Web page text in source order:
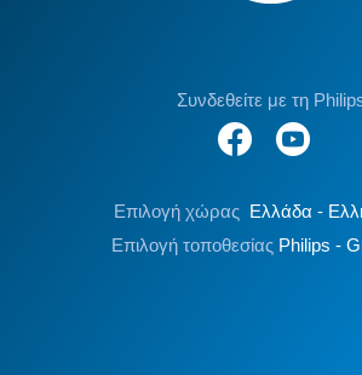
Συνδεθείτε με τη
Επιλογή χώρας Ελλάδα -
Επιλογή τοποθεσίας Philips -